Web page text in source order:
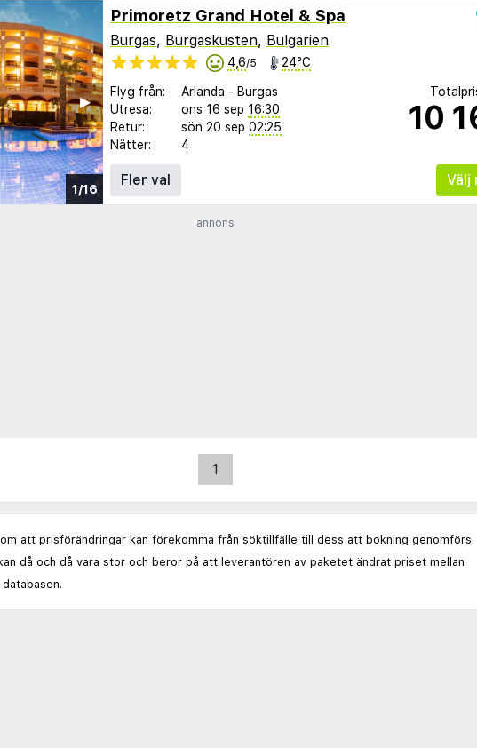
1/16
▶︎
Primoretz Grand Hotel & Spa
Burgas, Burgaskusten, Bulgarien
4,6/5 24°C
Flyg från: Arlanda - Burgas
Utresa:
ons 16 sep 16:30
Retur:
sön 20 sep 02:25
Nätter:
4
10
Fler val
Välj
annons
1
att prisförändringar kan förekomma från söktillfälle till dess att bokning genomförs.
då och då vara stor och beror på att leverantören av paketet ändrat priset mellan